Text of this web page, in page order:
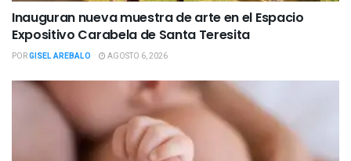
Inauguran nueva muestra de arte en el Espacio
Expositivo Carabela de Santa Teresita
PORGISEL AREBALO AGOSTO 6, 2026